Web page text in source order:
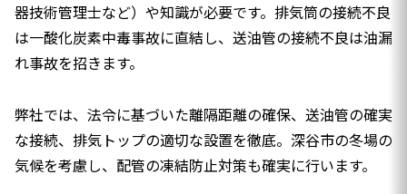
器技術管理士など）や知識が必要です。排気筒の接続不良
は一酸化炭素中毒事故に直結し、送油管の接続不良は油漏
れ事故を招きます。
弊社では、法令に基づいた離隔距離の確保、送油管の確実
な接続、排気トップの適切な設置を徹底。深谷市の冬場の
気候を考慮し、配管の凍結防止対策も確実に行います。